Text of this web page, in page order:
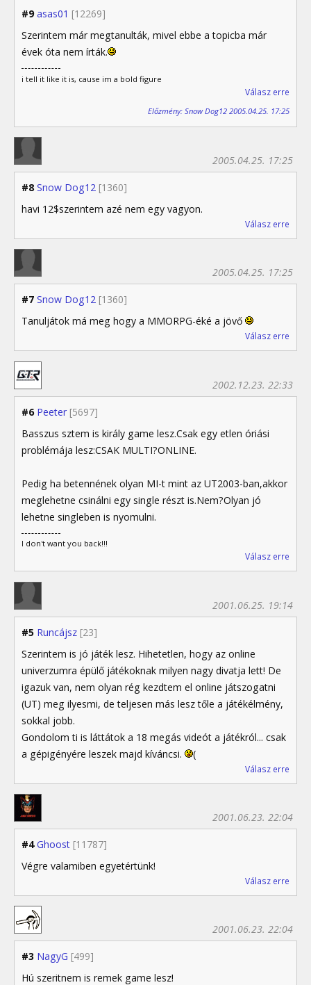
#9 asas01 [12269]
Szerintem már megtanulták, mivel ebbe a topicba már
évek óta nem írták.
i tell it like it is, cause im a bold figure
Válasz erre
Előzmény: Snow Dog12 2005.04.25. 17:25
#8 Snow Dog12 [1360]
2005.04.25. 17:25
havi 12$szerintem azé nem egy vagyon.
Válasz erre
#7 Snow Dog12 [1360]
2005.04.25. 17:25
Tanuljátok má meg hogy a MMORPG-éké a jövő
Válasz erre
#6 Peeter [5697]
2002.12.23. 22:33
Basszus sztem is király game lesz.Csak egy etlen óriási
problémája lesz:CSAK MULTI?ONLINE.
Pedig ha betennének olyan MI-t mint az UT2003-ban,akkor
meglehetne csinálni egy single részt is.Nem?Olyan jó
lehetne singleben is nyomulni.
I don't want you back!!!
Válasz erre
#5 Runcájsz [23]
2001.06.25. 19:14
Szerintem is jó játék lesz. Hihetetlen, hogy az online
univerzumra épülő játékoknak milyen nagy divatja lett! De
igazuk van, nem olyan rég kezdtem el online játszogatni
(UT) meg ilyesmi, de teljesen más lesz tőle a játékélmény,
sokkal jobb.
Gondolom ti is láttátok a 18 megás videót a játékról... csak
a gépigényére leszek majd kíváncsi.
(
Válasz erre
#4 Ghoost [11787]
2001.06.23. 22:04
Végre valamiben egyetértünk!
Válasz erre
#3 NagyG [499]
2001.06.23. 22:04
Hú szeritnem is remek game lesz!